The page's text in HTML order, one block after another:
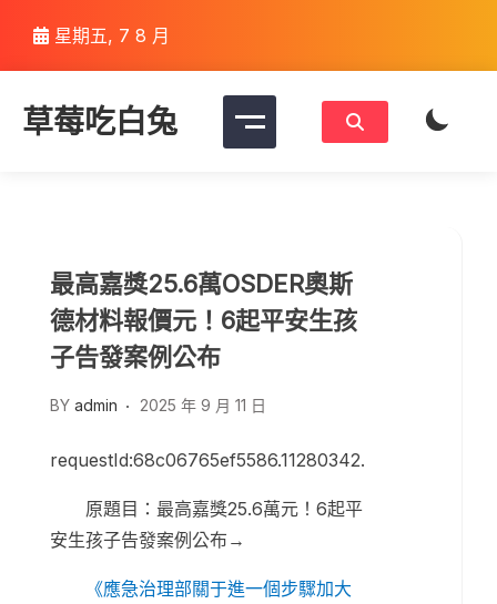
content
星期五, 7 8 月
草莓吃白兔
最高嘉獎25.6萬OSDER奧斯
德材料報價元！6起平安生孩
子告發案例公布
BY admin 2025 年 9 月 11 日
requestId:68c06765ef5586.11280342.
原題目：最高嘉獎25.6萬元！6起平
安生孩子告發案例公布→
《應急治理部關于進一個步驟加大